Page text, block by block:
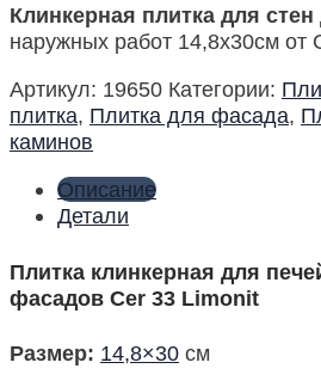
Клинкерная плитка для стен
наружных работ 14,8х30см от
Артикул: 19650 Категории:
плитка, Плитка для фасада,
каминов
Описание
Детали
Плитка клинкерная для
фасадов Cer 33 Limonit
Размер: 14,8×30 см